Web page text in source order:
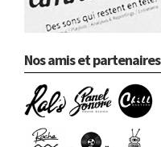
Nos amis et partenaires